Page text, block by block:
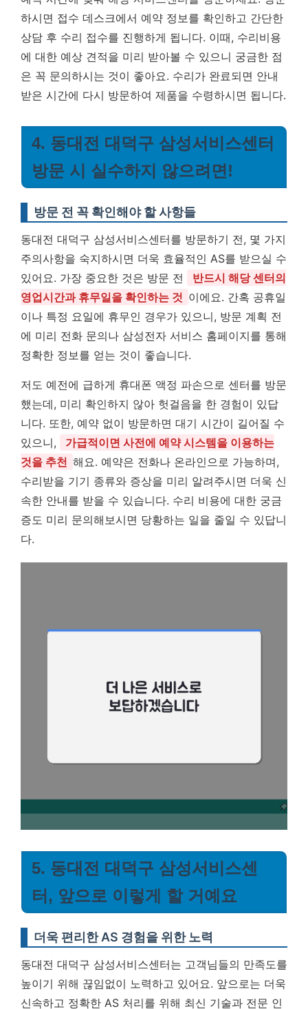
하시면 접수 데스크에서 예약 정보를 확인하고 간단한
상담 후 수리 접수를 진행하게 됩니다. 이때, 수리비용
에 대한 예상 견적을 미리 받아볼 수 있으니 궁금한 점
은 꼭 문의하시는 것이 좋아요. 수리가 완료되면 안내
받은 시간에 다시 방문하여 제품을 수령하시면 됩니다.
4. 동대전 대덕구 삼성서비스센터
방문 시 실수하지 않으려면!
방문 전 꼭 확인해야 할 사항들
동대전 대덕구 삼성서비스센터를 방문하기 전, 몇 가지
주의사항을 숙지하시면 더욱 효율적인 AS를 받으실 수
있어요. 가장 중요한 것은 방문 전
반드시 해당 센터의
영업시간과 휴무일을 확인하는 것 이에요. 간혹 공휴일
이나 특정 요일에 휴무인 경우가 있으니, 방문 계획 전
에 미리 전화 문의나 삼성전자 서비스 홈페이지를 통해
정확한 정보를 얻는 것이 좋습니다.
저도 예전에 급하게 휴대폰 액정 파손으로 센터를 방문
했는데, 미리 확인하지 않아 헛걸음을 한 경험이 있답
니다. 또한, 예약 없이 방문하면 대기 시간이 길어질 수
있으니,
가급적이면 사전에 예약 시스템을 이용하는
것을 추천 해요. 예약은 전화나 온라인으로 가능하며,
수리받을 기기 종류와 증상을 미리 알려주시면 더욱 신
속한 안내를 받을 수 있습니다. 수리 비용에 대한 궁금
증도 미리 문의해보시면 당황하는 일을 줄일 수 있답니
다.
5. 동대전 대덕구 삼성서비스센
터, 앞으로 이렇게 할 거예요
더욱 편리한 AS 경험을 위한 노력
동대전 대덕구 삼성서비스센터는 고객님들의 만족도를
높이기 위해 끊임없이 노력하고 있어요. 앞으로는 더욱
신속하고 정확한 AS 처리를 위해 최신 기술과 전문 인